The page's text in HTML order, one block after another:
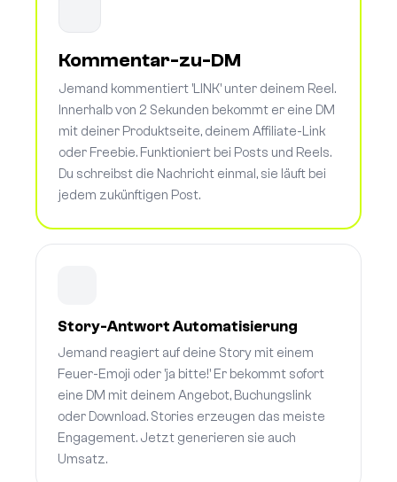
Kommentar-zu-DM
Jemand kommentiert 'LINK' unter deinem Reel.
Innerhalb von 2 Sekunden bekommt er eine DM
mit deiner Produktseite, deinem Affiliate-Link
oder Freebie. Funktioniert bei Posts und Reels.
Du schreibst die Nachricht einmal, sie läuft bei
jedem zukünftigen Post.
Story-Antwort Automatisierung
Jemand reagiert auf deine Story mit einem
Feuer-Emoji oder 'ja bitte!' Er bekommt sofort
eine DM mit deinem Angebot, Buchungslink
oder Download. Stories erzeugen das meiste
Engagement. Jetzt generieren sie auch
Umsatz.